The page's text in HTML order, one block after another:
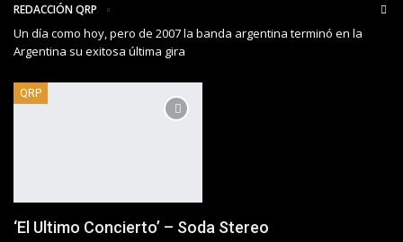
REDACCIÓN QRP
Un día como hoy, pero de 2007 la banda argentina terminó en la
Argentina su exitosa última gira
QRP
‘El Ultimo Concierto’ – Soda Stereo